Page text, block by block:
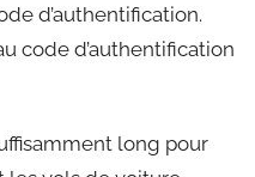
d’authentification.
code d’authentification
long pour